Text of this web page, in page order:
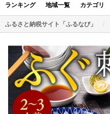
ランキング 地域一覧 カテゴリ
ふるさと納税サイト「ふるなび」